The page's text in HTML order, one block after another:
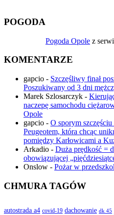
POGODA
Pogoda Opole z
KOMENTARZE
gapcio - Szczęśliwy finał
Poszukiwany od 3 dni
Marek Szlosarczyk -
naczepę samochodu
Opole
gapcio - O sporym
Peugeotem, która chcąc
pomiędzy Karłowicami a
Arkadio - Duża prędkość =
obowiązującej
Onslow - Pożar w
CHMURA TAGÓW
autostrada a4 covid-19 dachowanie dk 45